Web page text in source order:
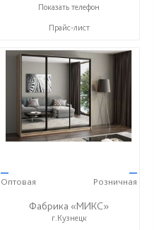
+7 (937) 423-36-37
Показать телефон
Прайс-лист
—
Оптовая
—
Розничная
Фабрика «МИКС»
г.Кузнецк